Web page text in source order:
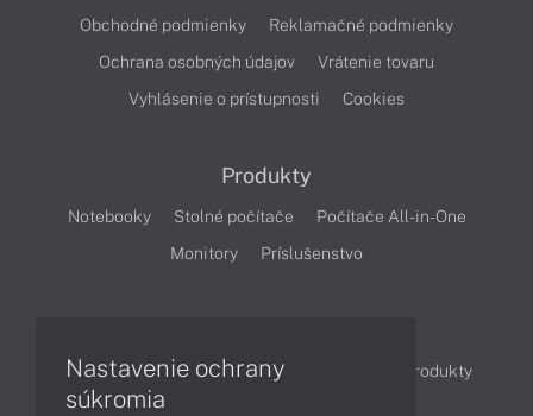
Obchodné podmienky
Reklamačné podmienky
Ochrana osobných údajov
Vrátenie tovaru
Vyhlásenie o prístupnosti
Cookies
Produkty
Notebooky Stolné počítače
Počítače All-in-One
Monitory
Príslušenstvo
Obchodné informácie Novinky
Produkty
Nastavenie ochrany
súkromia